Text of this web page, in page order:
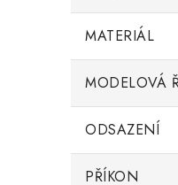
MATERIÁL
MODELOVÁ
ODSAZENÍ
PŘÍKON